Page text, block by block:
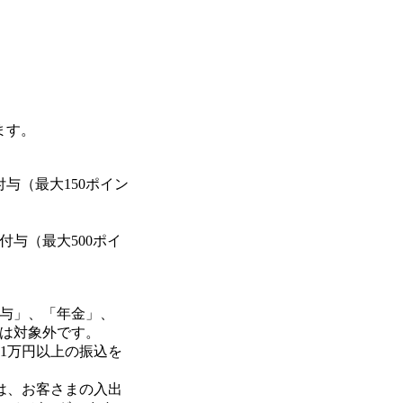
。
（最大150ポイン
与（最大500ポイ
」、「年金」、
対象外です。
万円以上の振込を
お客さまの入出